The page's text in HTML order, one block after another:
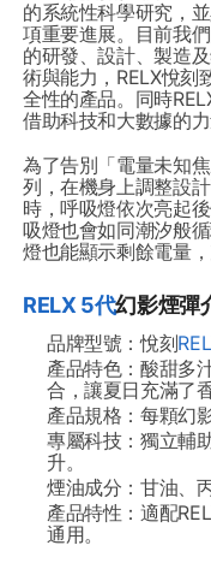
的系統性科學研究，
項重要進展。目前我
的研發、設計、製造
術與能力，RELX悅刻
全性的產品。同時
借助科技和大數據的
為了告別「電量未知
列，在機身上調整設
時，呼吸燈依次亮起
吸燈也會如同潮汐般
燈也能顯示剩餘電量
RELX 5代幻影煙彈
品牌型號：悅刻
產品特色：酸甜多
合，讓夏日充滿了
產品規格：每顆幻
專屬科技：獨立輔
升。
煙油成分：甘油、
產品特性：適配
通用。